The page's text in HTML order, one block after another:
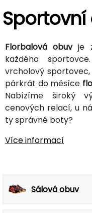
Florbalová obuvje
každého
vrcholový
párkrát do měsíce
Nabízíme široký
cenových relací, u
ty správné boty?
Více informací
Sálová obuv